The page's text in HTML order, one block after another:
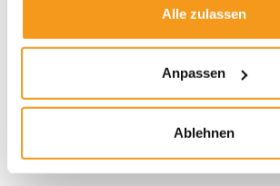
Alle zulassen
Anpassen
Ablehnen
Altersvorsorgedepot-Rechner
Der Presseclub mit Victor Gojdka (DIE
Schwedenrente, SpaceX und schiefe